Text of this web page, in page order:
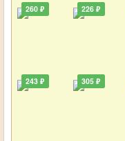
260 ₽
243 ₽
226 ₽
305 ₽